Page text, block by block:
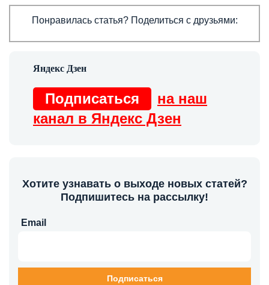
Понравилась статья? Поделиться с друзьями:
Подписаться
на наш
канал в Яндекс Дзен
Хотите узнавать о выходе новых статей?
Подпишитесь на рассылку!
Email